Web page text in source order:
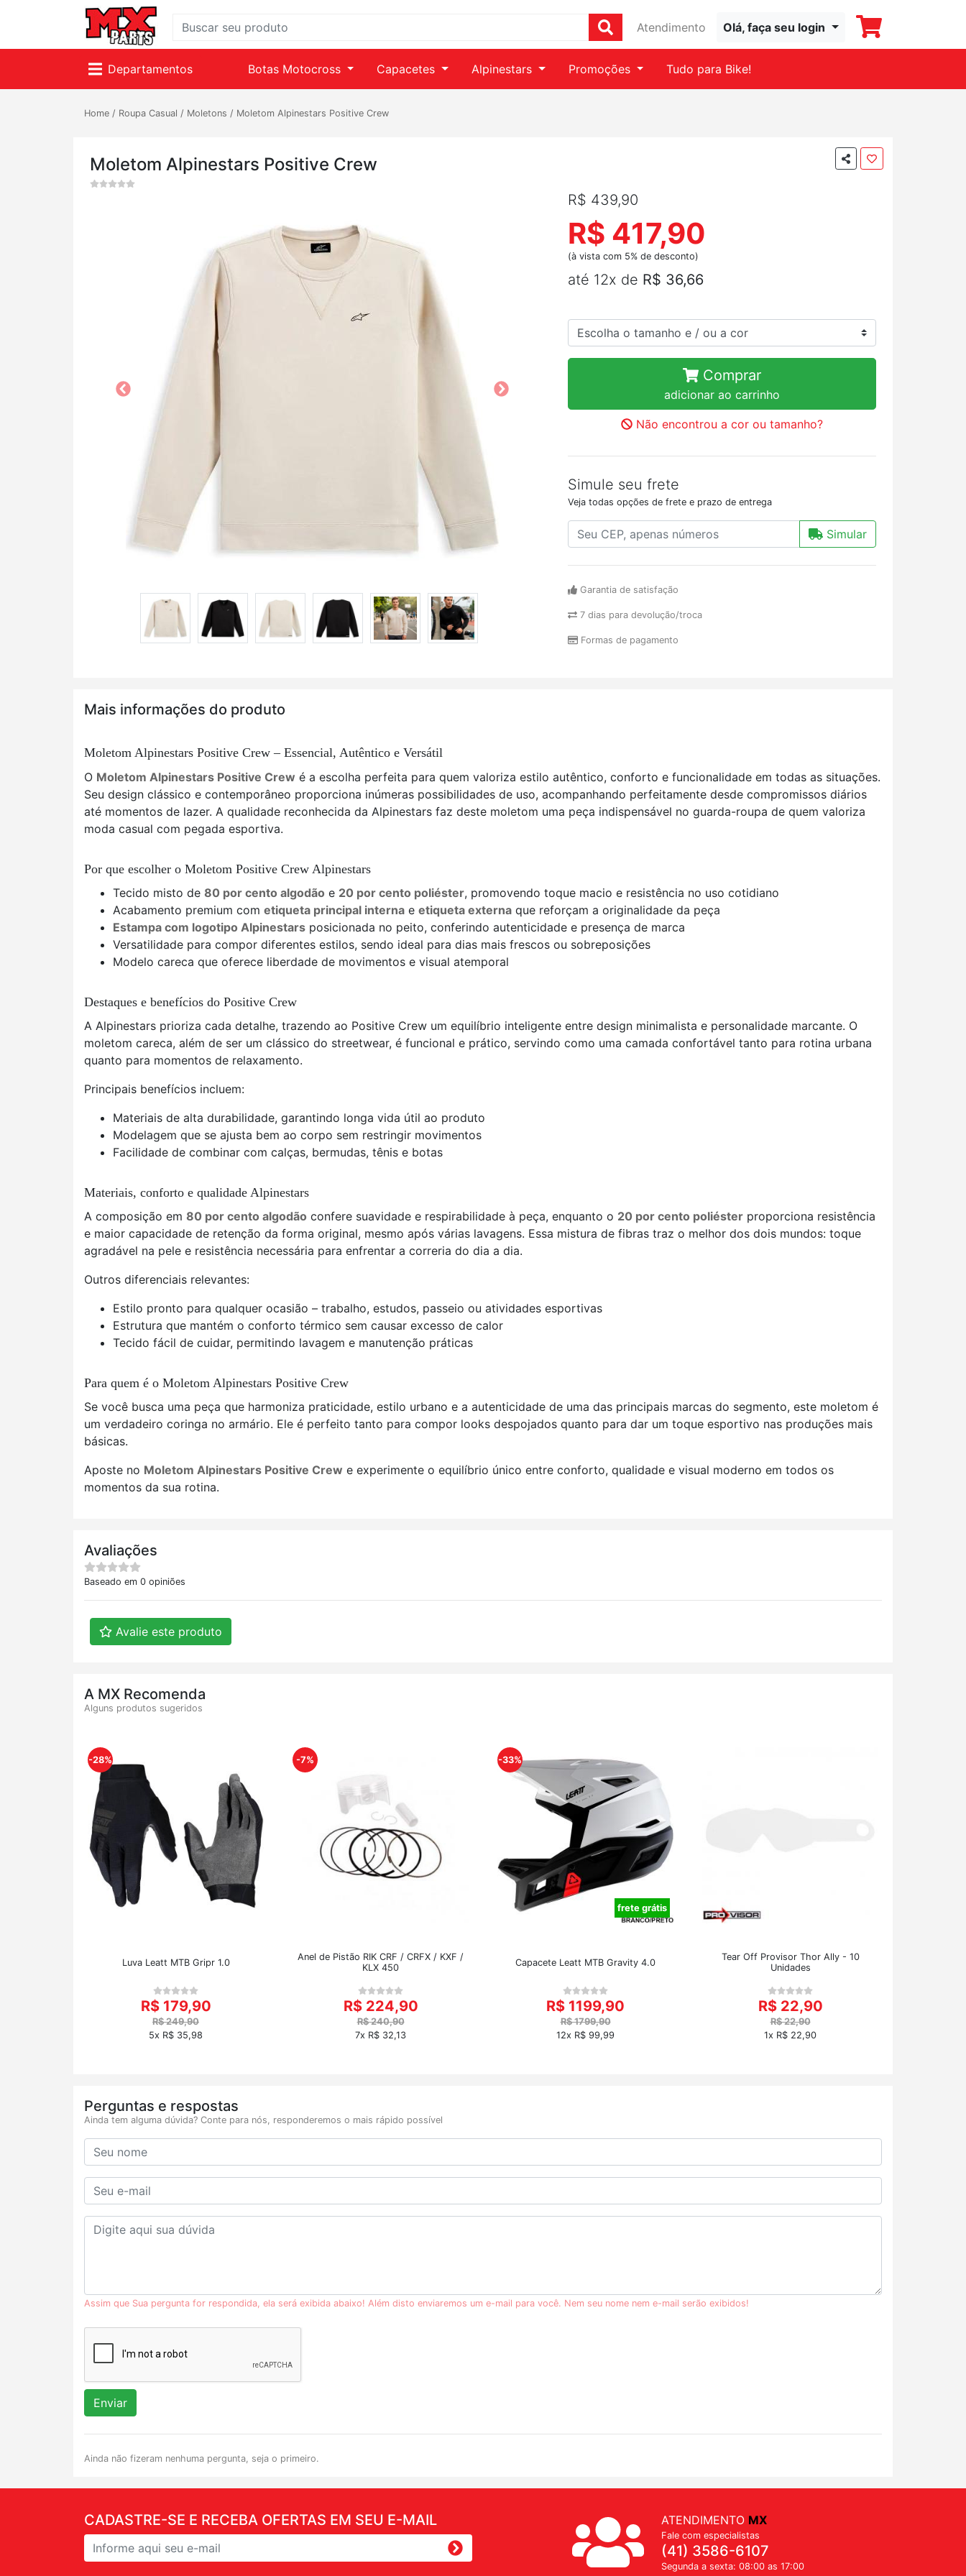
Atendimento Olá, faça seu login
Departamentos Botas Motocross Capacetes Alpinestars Promoções Tudo para Bike!
Home / Roupa Casual / Moletons / Moletom Alpinestars Positive Crew
Moletom Alpinestars Positive Crew
R$ 439,90
R$ 417,90
(à vista com 5% de desconto)
até 12x de R$ 36,66
Comprar
adicionar ao carrinho
Não encontrou a cor ou tamanho?
Simule seu frete
Veja todas opções de frete e prazo de entrega
Simular
Garantia de satisfação
7 dias para devolução/troca
Formas de pagamento
Mais informações do produto
Moletom Alpinestars Positive Crew – Essencial, Autêntico e Versátil
O Moletom Alpinestars Positive Crew é a escolha perfeita para quem valoriza estilo autêntico, conforto e funcionalidade em todas as situações.
Seu design clássico e contemporâneo proporciona inúmeras possibilidades de uso, acompanhando perfeitamente desde compromissos diários
até momentos de lazer. A qualidade reconhecida da Alpinestars faz deste moletom uma peça indispensável no guarda-roupa de quem valoriza
moda casual com pegada esportiva.
Por que escolher o Moletom Positive Crew Alpinestars
Tecido misto de 80 por cento algodão e 20 por cento poliéster, promovendo toque macio e resistência no uso cotidiano
Acabamento premium com etiqueta principal interna e etiqueta externa que reforçam a originalidade da peça
Estampa com logotipo Alpinestars posicionada no peito, conferindo autenticidade e presença de marca
Versatilidade para compor diferentes estilos, sendo ideal para dias mais frescos ou sobreposições
Modelo careca que oferece liberdade de movimentos e visual atemporal
Destaques e benefícios do Positive Crew
A Alpinestars prioriza cada detalhe, trazendo ao Positive Crew um equilíbrio inteligente entre design minimalista e personalidade marcante. O
moletom careca, além de ser um clássico do streetwear, é funcional e prático, servindo como uma camada confortável tanto para rotina urbana
quanto para momentos de relaxamento.
Principais benefícios incluem:
Materiais de alta durabilidade, garantindo longa vida útil ao produto
Modelagem que se ajusta bem ao corpo sem restringir movimentos
Facilidade de combinar com calças, bermudas, tênis e botas
Materiais, conforto e qualidade Alpinestars
A composição em 80 por cento algodão confere suavidade e respirabilidade à peça, enquanto o 20 por cento poliéster proporciona resistência
e maior capacidade de retenção da forma original, mesmo após várias lavagens. Essa mistura de fibras traz o melhor dos dois mundos: toque
agradável na pele e resistência necessária para enfrentar a correria do dia a dia.
Outros diferenciais relevantes:
Estilo pronto para qualquer ocasião – trabalho, estudos, passeio ou atividades esportivas
Estrutura que mantém o conforto térmico sem causar excesso de calor
Tecido fácil de cuidar, permitindo lavagem e manutenção práticas
Para quem é o Moletom Alpinestars Positive Crew
Se você busca uma peça que harmoniza praticidade, estilo urbano e a autenticidade de uma das principais marcas do segmento, este moletom é
um verdadeiro coringa no armário. Ele é perfeito tanto para compor looks despojados quanto para dar um toque esportivo nas produções mais
básicas.
Aposte no Moletom Alpinestars Positive Crew e experimente o equilíbrio único entre conforto, qualidade e visual moderno em todos os
momentos da sua rotina.
Avaliações
Baseado em 0 opiniões
Avalie este produto
A MX Recomenda
Alguns produtos sugeridos
-28%
Luva Leatt MTB Gripr 1.0
R$ 179,90
R$ 249,90
5x R$ 35,98
-7%
Anel de Pistão RIK CRF / CRFX / KXF /
KLX 450
R$ 224,90
R$ 240,90
7x R$ 32,13
-33%
frete grátis
Capacete Leatt MTB Gravity 4.0
R$ 1199,90
R$ 1799,90
12x R$ 99,99
Tear Off Provisor Thor Ally - 10
Unidades
R$ 22,90
R$ 22,90
1x R$ 22,90
Perguntas e respostas
Ainda tem alguma dúvida? Conte para nós, responderemos o mais rápido possível
Assim que Sua pergunta for respondida, ela será exibida abaixo! Além disto enviaremos um e-mail para você. Nem seu nome nem e-mail serão exibidos!
Enviar
Ainda não fizeram nenhuma pergunta, seja o primeiro.
CADASTRE-SE E RECEBA OFERTAS EM SEU E-MAIL ATENDIMENTO MX
Fale com especialistas
(41) 3586-6107
Segunda a sexta: 08:00 as 17:00